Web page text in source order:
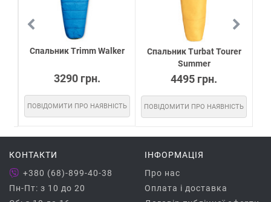
Спальник Trimm Walker
3290 грн.
ПОВІДОМИТИ ПРО НАЯВНІСТЬ
Спальник Turbat Tourer
Summer
4495 грн.
ПОВІДОМИТИ ПРО НАЯВНІСТЬ
КОНТАКТИ
+380 (68)-899-40-38
Пн-Пт: з 10 до 20
ІНФОРМАЦІЯ
Про нас
Оплата і доставка